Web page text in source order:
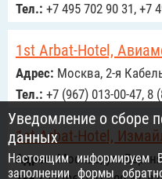
Тел.: +7 495 702 90 31, +7
1st Arbat-Hotel,
Адрес: Москва, 2-я
Тел.: +7 (967) 013-00-47, 8
1st Arbat-Hotel,
Адрес:Москва, ул.
Уведомление о сборе
данных
Настоящим информируем
заполнении формы